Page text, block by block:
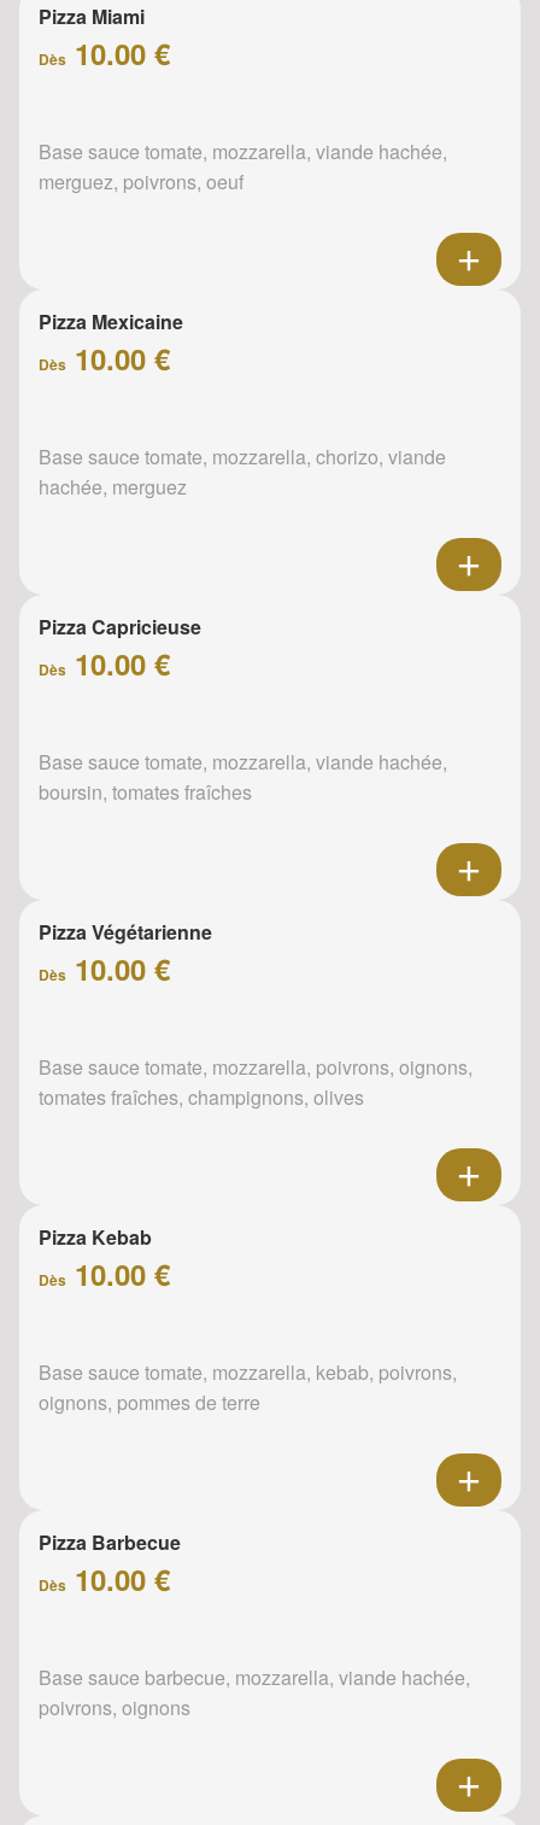
Pizza Miami
Dès 10.00 €
Base sauce tomate, mozzarella, viande hachée,
merguez, poivrons, oeuf
Pizza Mexicaine
Dès 10.00 €
Base sauce tomate, mozzarella, chorizo, viande
hachée, merguez
Pizza Capricieuse
Dès 10.00 €
Base sauce tomate, mozzarella, viande hachée,
boursin, tomates fraîches
Pizza Végétarienne
Dès 10.00 €
Base sauce tomate, mozzarella, poivrons, oignons,
tomates fraîches, champignons, olives
Pizza Kebab
Dès 10.00 €
Base sauce tomate, mozzarella, kebab, poivrons,
oignons, pommes de terre
Pizza Barbecue
Dès 10.00 €
Base sauce barbecue, mozzarella, viande hachée,
poivrons, oignons